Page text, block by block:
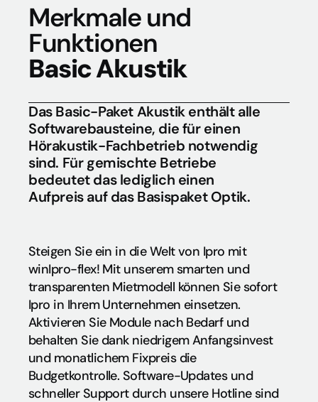
Merkmale und
Funktionen
Basic Akustik
Das Basic-Paket Akustik enthält alle
Softwarebausteine, die für einen
Hörakustik-Fachbetrieb notwendig
sind. Für gemischte Betriebe
bedeutet das lediglich einen
Aufpreis auf das Basispaket Optik.
Steigen Sie ein in die Welt von Ipro mit
winIpro-flex! Mit unserem smarten und
transparenten Mietmodell können Sie sofort
Ipro in Ihrem Unternehmen einsetzen.
Aktivieren Sie Module nach Bedarf und
behalten Sie dank niedrigem Anfangsinvest
und monatlichem Fixpreis die
Budgetkontrolle. Software-Updates und
schneller Support durch unsere Hotline sind